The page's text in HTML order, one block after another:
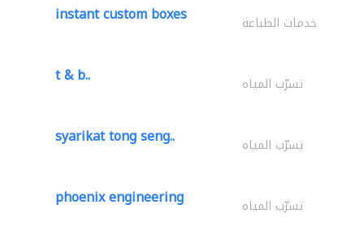
instant custom boxes خدمات الطباعة
t & b.. تسرّب المياه
syarikat tong seng.. تسرّب المياه
phoenix engineering تسرّب المياه